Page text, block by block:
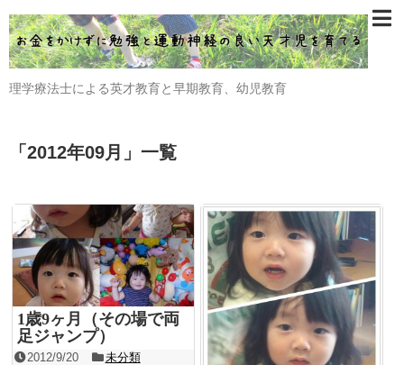
理学療法士による英才教育と早期教育、幼児教育
「 2012年09月 」 一覧
1歳9ヶ月（その場で両
足ジャンプ）
2012/9/20 未分類